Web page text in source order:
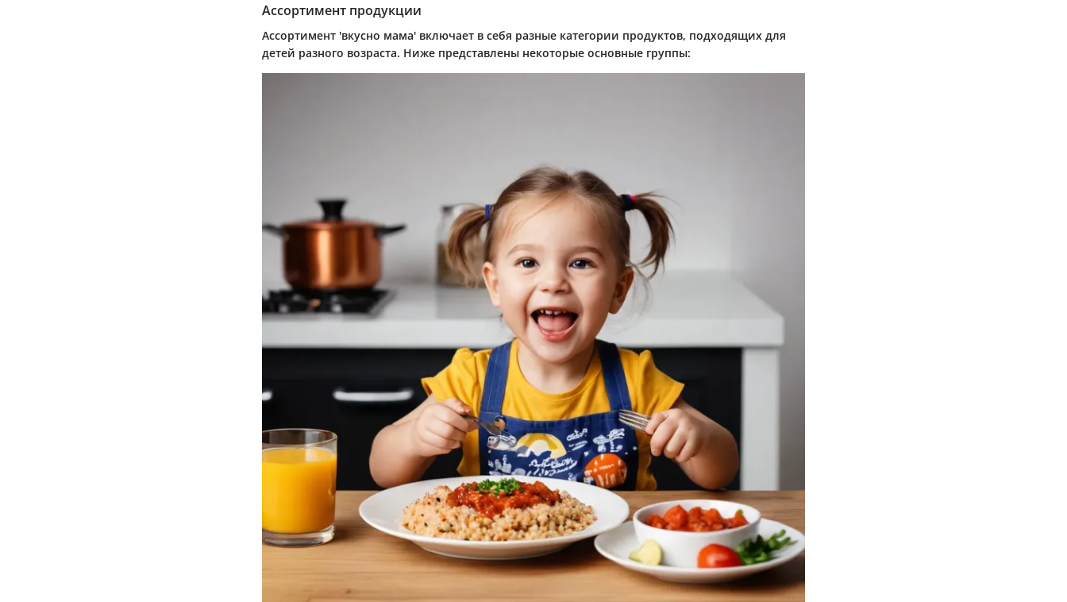
Ассортимент продукции
Ассортимент 'вкусно мама' включает в себя разные категории продуктов, подходящих для
детей разного возраста. Ниже представлены некоторые основные группы: